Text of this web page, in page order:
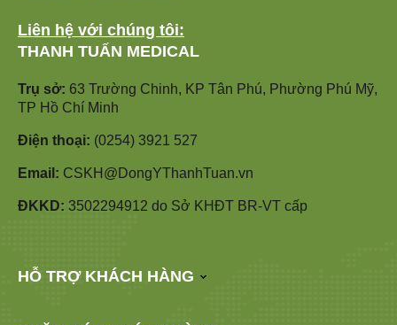
Liên hệ với chúng tôi:
THANH TUẤN MEDICAL
Trụ sở: 63 Trường Chinh, KP Tân Phú, Phường Phú Mỹ,
TP Hồ Chí Minh
Điện thoại: (0254) 3921 527
Email: CSKH@DongYThanhTuan.vn
ĐKKD: 3502294912 do Sở KHĐT BR-VT cấp
HỖ TRỢ KHÁCH HÀNG